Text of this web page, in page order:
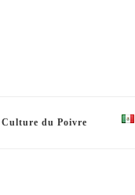
Culture du Poivre